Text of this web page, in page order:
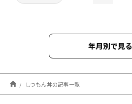
年月別で見る
2021年04月
しつもん丼の記事一覧